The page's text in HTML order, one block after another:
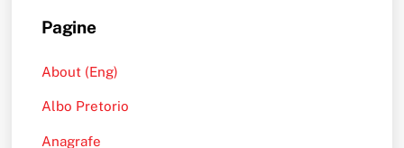
Pagine
About (Eng)
Albo Pretorio
Anagrafe